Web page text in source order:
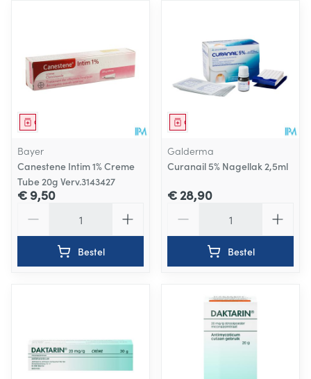
Geneesmiddel
Bayer
Canestene Intim 1% Creme
Tube 20g Verv.3143427
€ 9,50
Bestel
Geneesmiddel
Galderma
Curanail 5% Nagellak 2,5ml
€ 28,90
Bestel